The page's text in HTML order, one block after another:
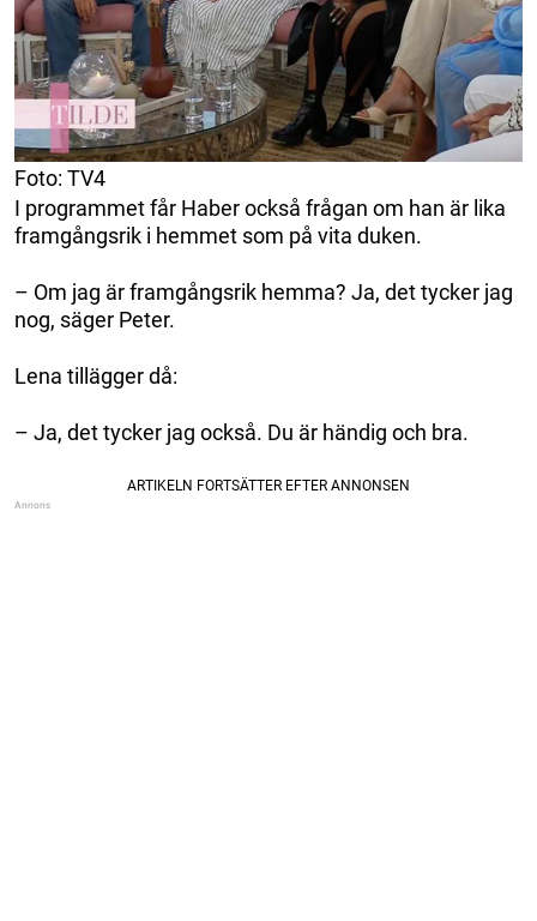
Foto: TV4
I programmet får Haber också frågan om han är lika
framgångsrik i hemmet som på vita duken.
– Om jag är framgångsrik hemma? Ja, det tycker jag
nog, säger Peter.
Lena tillägger då:
– Ja, det tycker jag också. Du är händig och bra.